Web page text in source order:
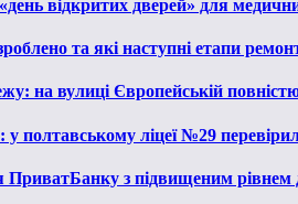
відкритих дверей» для
та які наступні етапи
на вулиці Європейській
у полтавському ліцеї №29
ПриватБанку з підвищеним рівнем